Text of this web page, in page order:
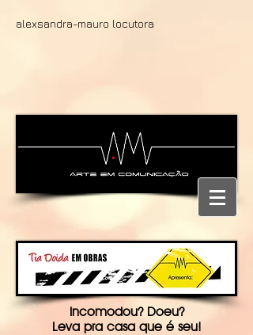
alexsandra-mauro locutora
Incomodou? Doeu?
Leva pra casa que é seu!